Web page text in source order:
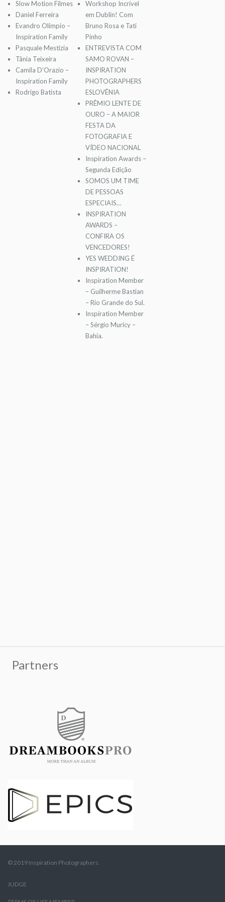
Slow Motion Filmes
Daniel Ferreira
Evandro Olímpio –
Inspiration Family
Pasquale Mestizia
Tânia Teixeira
Camila D’Orazio –
Inspiration Family
Rodrigo Batista
Workshop Incrível
em Dublin! Com
Bruno Rosa e Tati
Pinho
ENTREVISTA COM
SAMO ROVAN –
INSPIRATION
PHOTOGRAPHERS
ESLOVÊNIA
PRÊMIO LENTE DE
OURO – A MAIOR
FESTA DA
FOTOGRAFIA E
VÍDEO NACIONAL
Inspiration Awards –
Segunda Edição
SOMOS UM TIME
DE PESSOAS
ESPECIAIS…
INSPIRATION
AWARDS –
CONFIRA OS
VENCEDORES!
YES WEDDING É
INSPIRATION!
Inspiration Member
– Guilherme Bastian
– Rio Grande do Sul.
Inspiration Member
– Sérgio Muricy –
Bahia.
© 2019 Inspiration Photographers.
JUDGE